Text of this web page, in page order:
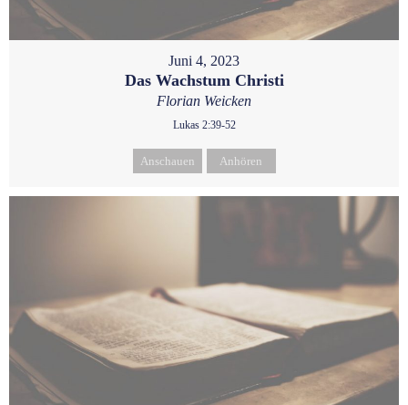
Juni 4, 2023
Das Wachstum Christi
Florian Weicken
Lukas 2:39-52
Anschauen Anhören